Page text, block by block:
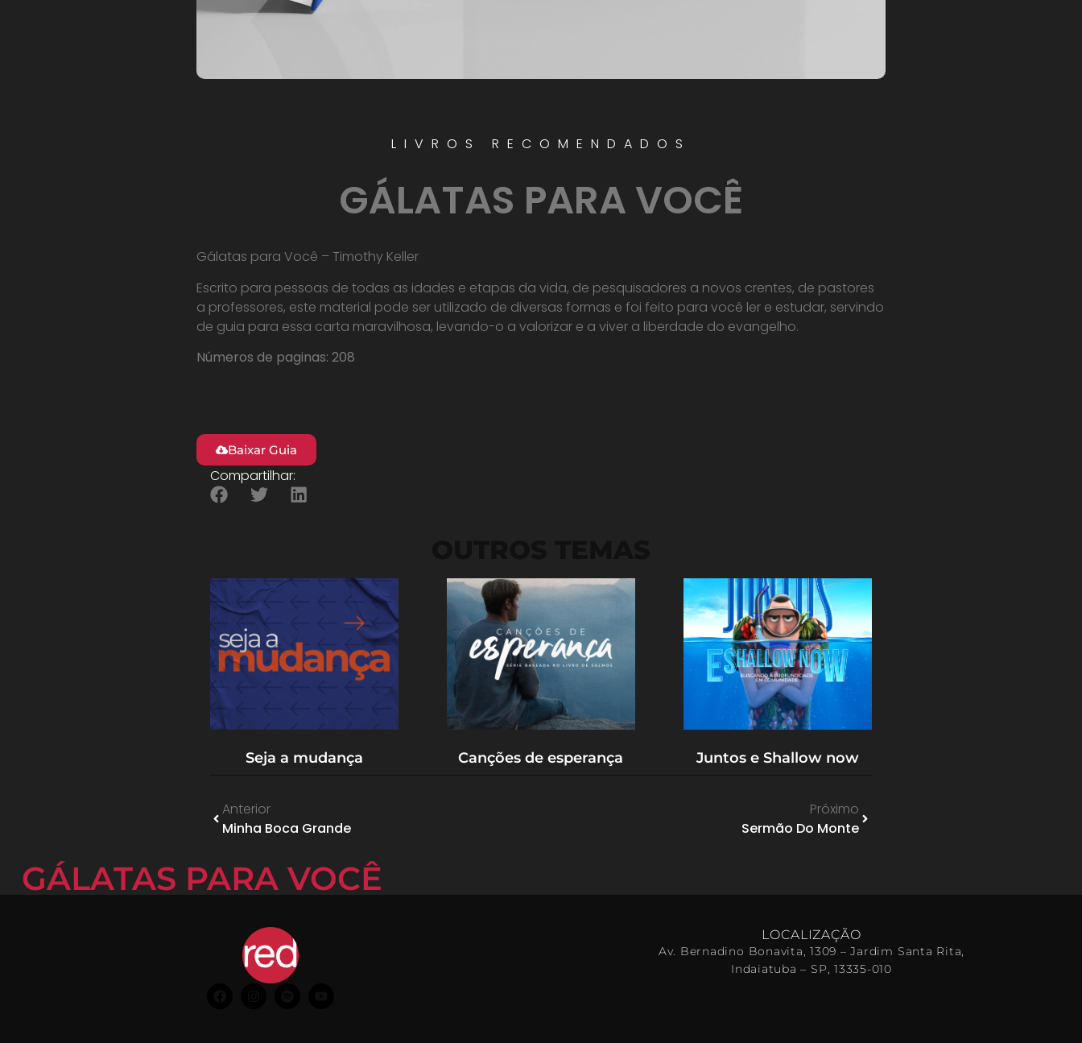
LIVROS RECOMENDADOS
GÁLATAS PARA VOCÊ
Gálatas para Você – Timothy Keller
Escrito para pessoas de todas as idades e etapas da vida, de pesquisadores a novos crentes, de pastores
a professores, este material pode ser utilizado de diversas formas e foi feito para você ler e estudar, servindo
de guia para essa carta maravilhosa, levando-o a valorizar e a viver a liberdade do evangelho.
Números de paginas: 208
Baixar Guia
Compartilhar:
Seja a mudança Canções de esperança Juntos e Shallow now
Anterior
Minha Boca Grande
Próximo
Sermão Do Monte
GÁLATAS PARA VOCÊ
LOCALIZAÇÃO
Av. Bernadino Bonavita, 1309 – Jardim Santa Rita,
Indaiatuba – SP, 13335-010